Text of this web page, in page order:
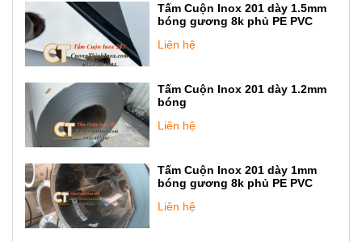
Tấm Cuộn Inox 201 dày 1.5mm
bóng gương 8k phủ PE PVC
Liên hệ
Tấm Cuộn Inox 201 dày 1.2mm
bóng
Liên hệ
Tấm Cuộn Inox 201 dày 1mm
bóng gương 8k phủ PE PVC
Liên hệ